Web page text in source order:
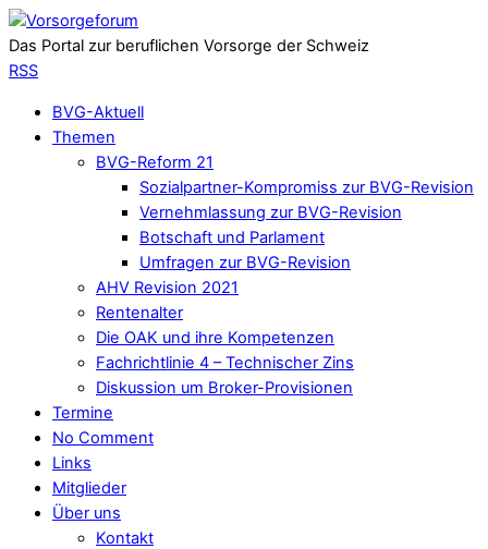
Das Portal zur beruflichen Vorsorge der Schweiz
RSS
BVG-Aktuell
Themen
BVG-Reform 21
Sozialpartner-Kompromiss zur BVG-Revision
Vernehmlassung zur BVG-Revision
Botschaft und Parlament
Umfragen zur BVG-Revision
AHV Revision 2021
Rentenalter
Die OAK und ihre Kompetenzen
Fachrichtlinie 4 – Technischer Zins
Diskussion um Broker-Provisionen
Termine
No Comment
Links
Mitglieder
Über uns
Kontakt